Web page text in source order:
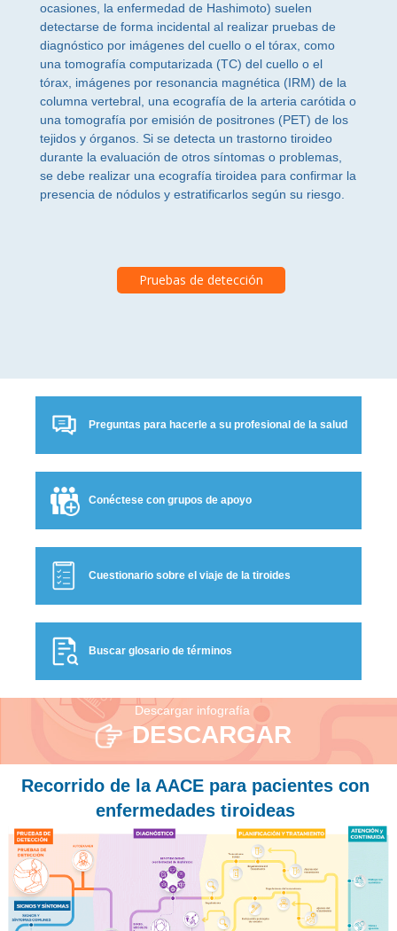
ocasiones, la enfermedad de Hashimoto) suelen
detectarse de forma incidental al realizar pruebas de
diagnóstico por imágenes del cuello o el tórax, como
una tomografía computarizada (TC) del cuello o el
tórax, imágenes por resonancia magnética (IRM) de la
columna vertebral, una ecografía de la arteria carótida o
una tomografía por emisión de positrones (PET) de los
tejidos y órganos. Si se detecta un trastorno tiroideo
durante la evaluación de otros síntomas o problemas,
se debe realizar una ecografía tiroidea para confirmar la
presencia de nódulos y estratificarlos según su riesgo.
Preguntas para hacerle a su profesional de la salud
Conéctese con grupos de apoyo
Cuestionario sobre el viaje de la tiroides
Buscar glosario de términos
Descargar infografía
DESCARGAR
Recorrido de la AACE para pacientes con
enfermedades tiroideas